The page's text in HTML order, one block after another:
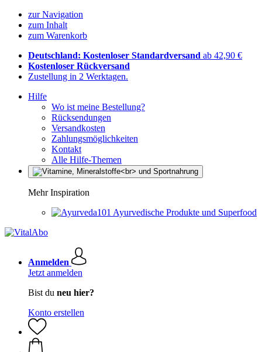
zur Navigation
zum Inhalt
zum Warenkorb
Deutschland: Kostenloser Standardversand ab 42,90 €
Kostenloser Rückversand
Zustellung in 2 Werktagen.
Hilfe
Wo ist meine Bestellung?
Rücksendungen
Versandkosten
Zahlungsmöglichkeiten
Kontakt
Alle Hilfe-Themen
Mehr Inspiration
Ayurvedische Produkte und Superfood
Anmelden
Jetzt anmelden
Bist du neu hier?
Konto erstellen